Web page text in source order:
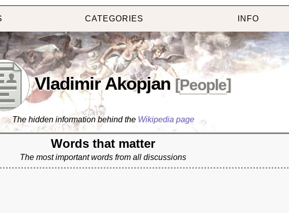
CATEGORIES INFO
Vladimir Akopjan [People]
The hidden information behind the Wikipedia page
Words that matter
The most important words from all discussions